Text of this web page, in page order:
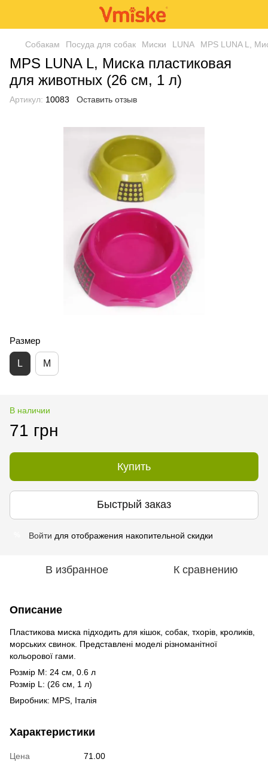
Собакам Посуда для собак Миски LUNA MPS LUNA L,
MPS LUNA L, Миска пластиковая
для животных (26 см, 1 л)
Артикул: 10083 Оставить отзыв
Размер
L M
В наличии
71 грн
Купить
Быстрый заказ
Войти для отображения накопительной скидки
В избранное К сравнению
Описание
Пластикова миска підходить для кішок, собак, тхорів, кроликів,
морських свинок. Представлені моделі різноманітної
кольорової гами.
Розмір M: 24 см, 0.6 л
Розмір L: (26 см, 1 л)
Виробник: MPS, Італія
Характеристики
Цена
71.00